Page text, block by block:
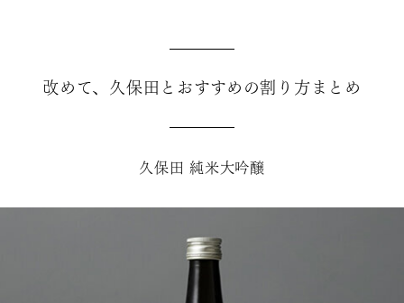
改めて、久保田とおすすめの割り方まとめ
久保田 純米大吟醸